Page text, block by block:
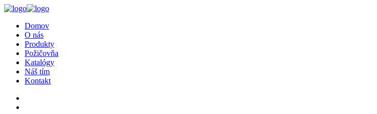
Domov
O nás
Produkty
Požičovňa
Katalógy
Náš tím
Kontakt